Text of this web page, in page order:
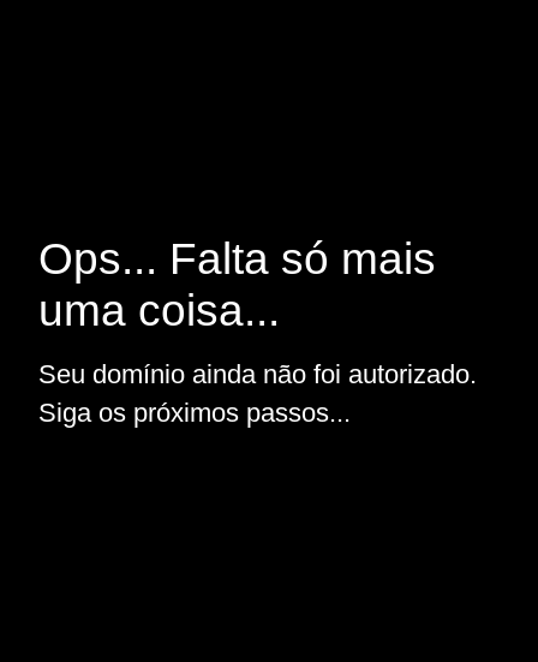
Ops... Falta só mais
uma coisa...
Seu domínio ainda não foi autorizado.
Siga os próximos passos...